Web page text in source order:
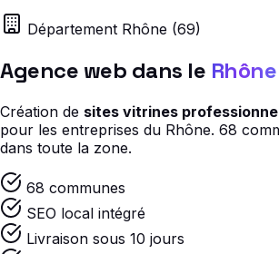
Département Rhône (69)
Agence web dans le Rhône
Création de sites vitrines
pour les entreprises du Rhône. 68
dans toute la zone.
68 communes
SEO local intégré
Livraison sous 10 jours